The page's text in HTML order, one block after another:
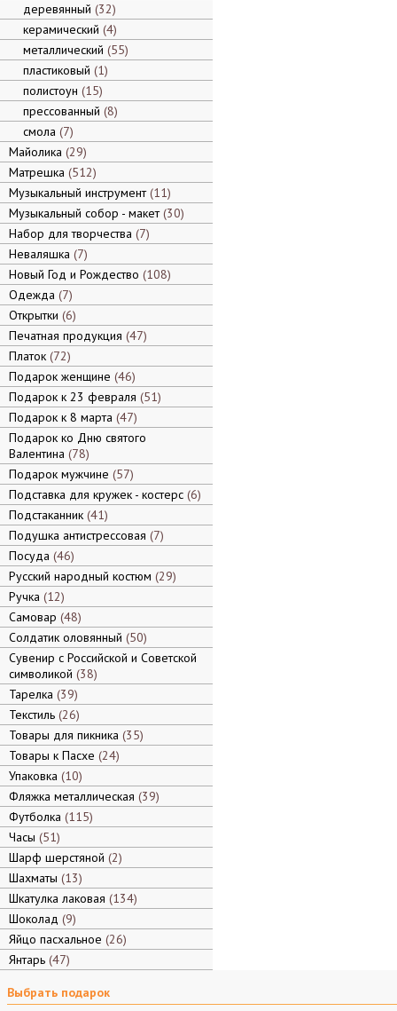
деревянный 32
керамический 4
металлический 55
пластиковый 1
полистоун 15
прессованный 8
смола 7
Майолика 29
Матрешка 512
Музыкальный инструмент 11
Музыкальный собор - макет 30
Набор для творчества 7
Неваляшка 7
Новый Год и Рождество 108
Одежда 7
Открытки 6
Печатная продукция 47
Платок 72
Подарок женщине 46
Подарок к 23 февраля 51
Подарок к 8 марта 47
Подарок ко Дню святого
Валентина 78
Подарок мужчине 57
Подставка для кружек - костерс 6
Подстаканник 41
Подушка антистрессовая 7
Посуда 46
Русский народный костюм 29
Ручка 12
Самовар 48
Солдатик оловянный 50
Сувенир с Российской и Советской
символикой 38
Тарелка 39
Текстиль 26
Товары для пикника 35
Товары к Пасхе 24
Упаковка 10
Фляжка металлическая 39
Футболка 115
Часы 51
Шарф шерстяной 2
Шахматы 13
Шкатулка лаковая 134
Шоколад 9
Яйцо пасхальное 26
Янтарь 47
Выбрать подарок